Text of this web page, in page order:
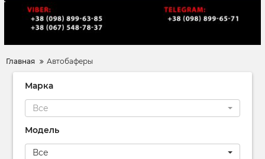
Главная Автобаферы
Марка
Все
Модель
Все